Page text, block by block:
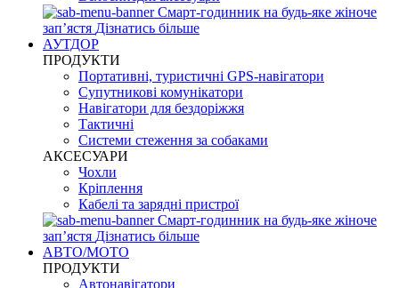
Смарт-годинник на будь-яке жіноче
запʼястя Дізнатись більше
АУТДОР
ПРОДУКТИ
Портативні, туристичні GPS-навігатори
Супутникові комунікатори
Навігатори для бездоріжжя
Тактичні
Системи стеження за собаками
АКСЕСУАРИ
Чохли
Кріплення
Кабелі та зарядні пристрої
Смарт-годинник на будь-яке жіноче
запʼястя Дізнатись більше
АВТО/МОТО
ПРОДУКТИ
Автонавігатори